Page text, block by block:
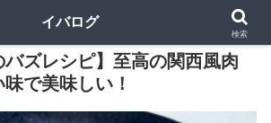
バズレシピ】至高の関西風肉
で美味しい！
イバログ
検索